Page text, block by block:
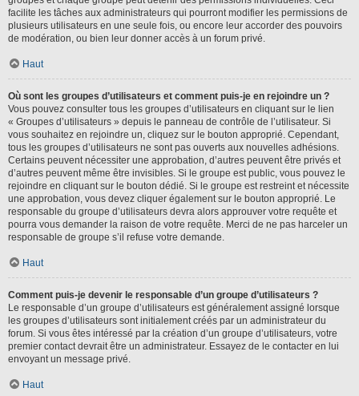
facilite les tâches aux administrateurs qui pourront modifier les permissions de
plusieurs utilisateurs en une seule fois, ou encore leur accorder des pouvoirs
de modération, ou bien leur donner accès à un forum privé.
Haut
Où sont les groupes d’utilisateurs et comment puis-je en rejoindre un ?
Vous pouvez consulter tous les groupes d’utilisateurs en cliquant sur le lien
« Groupes d’utilisateurs » depuis le panneau de contrôle de l’utilisateur. Si
vous souhaitez en rejoindre un, cliquez sur le bouton approprié. Cependant,
tous les groupes d’utilisateurs ne sont pas ouverts aux nouvelles adhésions.
Certains peuvent nécessiter une approbation, d’autres peuvent être privés et
d’autres peuvent même être invisibles. Si le groupe est public, vous pouvez le
rejoindre en cliquant sur le bouton dédié. Si le groupe est restreint et nécessite
une approbation, vous devez cliquer également sur le bouton approprié. Le
responsable du groupe d’utilisateurs devra alors approuver votre requête et
pourra vous demander la raison de votre requête. Merci de ne pas harceler un
responsable de groupe s’il refuse votre demande.
Haut
Comment puis-je devenir le responsable d’un groupe d’utilisateurs ?
Le responsable d’un groupe d’utilisateurs est généralement assigné lorsque
les groupes d’utilisateurs sont initialement créés par un administrateur du
forum. Si vous êtes intéressé par la création d’un groupe d’utilisateurs, votre
premier contact devrait être un administrateur. Essayez de le contacter en lui
envoyant un message privé.
Haut